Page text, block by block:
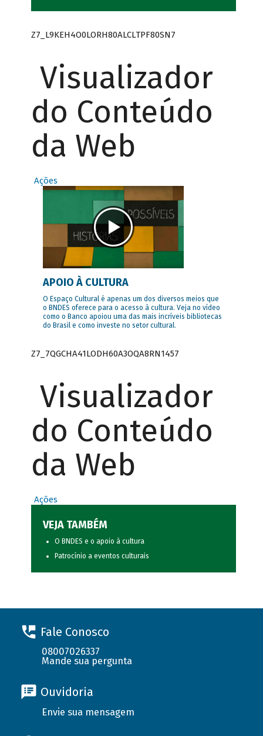
Z7_L9KEH4O0LORH80ALCLTPF80SN7
Visualizador
do Conteúdo
da Web
Ações
APOIO À CULTURA
O Espaço Cultural é apenas um dos diversos meios que
o BNDES oferece para o acesso à cultura. Veja no vídeo
como o Banco apoiou uma das mais incríveis bibliotecas
do Brasil e como investe no setor cultural.
Z7_7QGCHA41LODH60A3OQA8RN1457
Visualizador
do Conteúdo
da Web
Ações
VEJA TAMBÉM
O BNDES e o apoio à cultura
Patrocínio a eventos culturais
Fale Conosco
08007026337
Mande sua pergunta
Ouvidoria
Envie sua mensagem